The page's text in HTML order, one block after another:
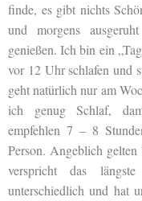
finde, es gibt nichts
und morgens
genießen. Ich bin ein
vor 12 Uhr schlafen und
geht natürlich nur am
ich genug Schlaf,
empfehlen 7 – 8
Person. Angeblich
verspricht das
unterschiedlich und hat